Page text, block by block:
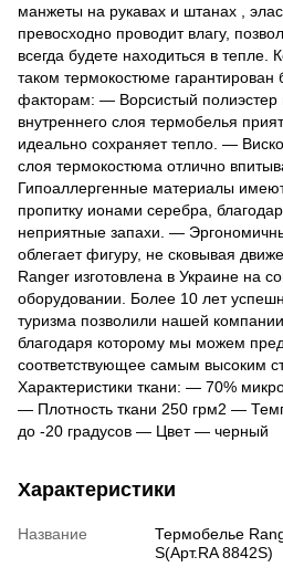
манжеты на рукавах и штанах ,
превосходно проводит влагу,
всегда будете находиться в
таком термокостюме гарантирован
факторам: — Ворсистый полиэстер
внутреннего слоя термобелья
идеально сохраняет тепло. —
слоя термокостюма отлично
Гипоаллергенные материалы
пропитку ионами серебра,
неприятные запахи. —
облегает фигуру, не сковывая
Ranger изготовлена в Украине на
оборудовании. Более 10 лет
туризма позволили нашей
благодаря которому мы можем
соответствующее самым высоким
Характеристики ткани: — 70%
— Плотность ткани 250 грм2 —
до -20 градусов — Цвет — черный
Характеристики
Название
Термобелье
S(Арт.RA 8842S)